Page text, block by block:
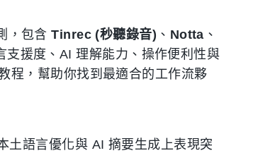
，包含Tinrec (秒聽錄音) 、 Notta 、
支援度、AI 理解能力、操作便利性與
程，幫助你找到最適合的工作流夥
土語言優化與 AI 摘要生成上表現突